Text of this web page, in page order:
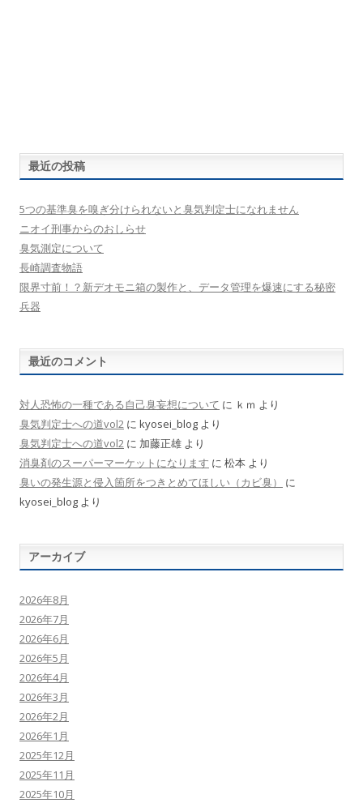
最近の投稿
5つの基準臭を嗅ぎ分けられないと臭気判定士になれません
ニオイ刑事からのおしらせ
臭気測定について
長崎調査物語
限界寸前！？新デオモニ箱の製作と、データ管理を爆速にする秘密
兵器
最近のコメント
対人恐怖の一種である自己臭妄想について に ｋｍ より
臭気判定士への道vol2 に kyosei_blog より
臭気判定士への道vol2 に 加藤正雄 より
消臭剤のスーパーマーケットになります に 松本 より
臭いの発生源と侵入箇所をつきとめてほしい（カビ臭）
に
kyosei_blog より
アーカイブ
2026年8月
2026年7月
2026年6月
2026年5月
2026年4月
2026年3月
2026年2月
2026年1月
2025年12月
2025年11月
2025年10月